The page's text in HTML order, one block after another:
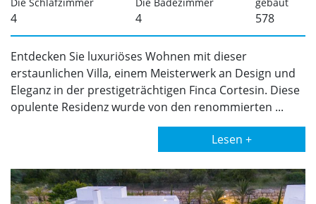
4 4 578
Entdecken Sie luxuriöses Wohnen mit dieser
erstaunlichen Villa, einem Meisterwerk an Design und
Eleganz in der prestigeträchtigen Finca Cortesin. Diese
opulente Residenz wurde von den renommierten ...
Lesen +